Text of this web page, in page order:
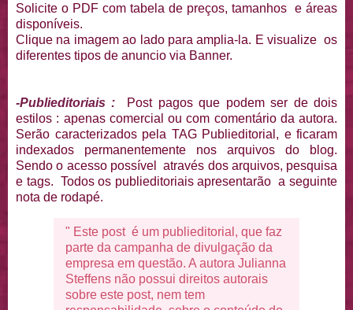
Solicite o PDF com tabela de preços, tamanhos e áreas
disponíveis.
Clique na imagem ao lado para amplia-la. E visualize os
diferentes tipos de anuncio via Banner.
-Publieditoriais : Post pagos que podem ser de dois
estilos : apenas comercial ou com comentário da autora.
Serão caracterizados pela TAG Publieditorial, e ficaram
indexados permanentemente nos arquivos do blog.
Sendo o acesso possível através dos arquivos, pesquisa
e tags. Todos os publieditoriais apresentarão a seguinte
nota de rodapé.
" Este post é um publieditorial, que faz
parte da campanha de divulgação da
empresa em questão. A autora Julianna
Steffens não possui direitos autorais
sobre este post, nem tem